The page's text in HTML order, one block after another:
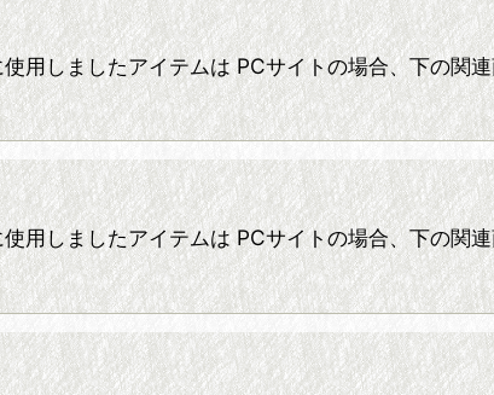
ましたアイテムは PCサイトの場合、下の関
ましたアイテムは PCサイトの場合、下の関